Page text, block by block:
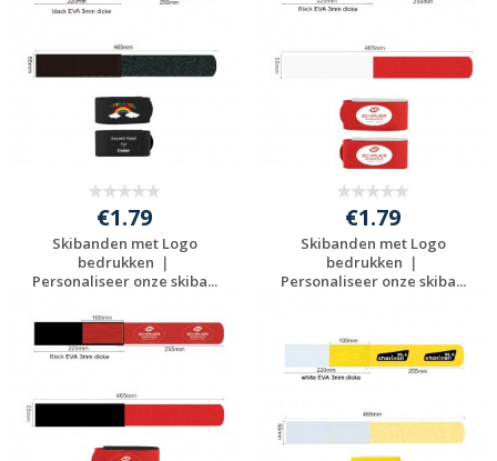
€1.79
Skibanden met Logo
bedrukken ｜
Personaliseer onze skiba...
Gratis offerte
aanvragen
€1.79
Skibanden met Logo
bedrukken ｜
Personaliseer onze skiba...
aanvragen